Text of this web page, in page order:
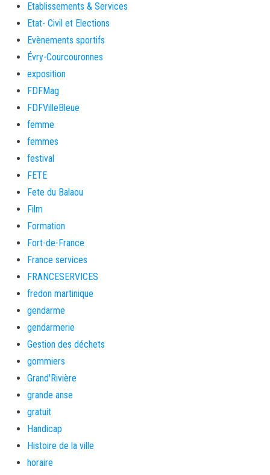
Etablissements & Services
Etat- Civil et Elections
Evènements sportifs
Évry-Courcouronnes
exposition
FDFMag
FDFVilleBleue
femme
femmes
festival
FETE
Fete du Balaou
Film
Formation
Fort-de-France
France services
FRANCESERVICES
fredon martinique
gendarme
gendarmerie
Gestion des déchets
gommiers
Grand'Rivière
grande anse
gratuit
Handicap
Histoire de la ville
horaire